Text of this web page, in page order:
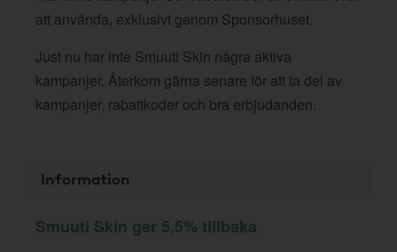
att använda, exklusivt genom Sponsorhuset.
Just nu har inte Smuuti Skin några aktiva
kampanjer. Återkom gärna senare för att ta del av
kampanjer, rabattkoder och bra erbjudanden.
Information
Smuuti Skin ger 5,5% tillbaka